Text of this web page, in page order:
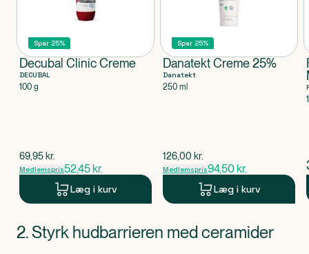
Spar 25%
Decubal Clinic Creme
DECUBAL
100 g
$gammel pris
69,95 kr.
Medlemspris52,45 kr.
Læg i kurv
Spar 25%
Danatekt Creme 25%
Danatekt
250 ml
$gammel pris
126,00 kr.
Medlemspris94,50 kr.
Læg i kurv
2. Styrk hudbarrieren med ceramider